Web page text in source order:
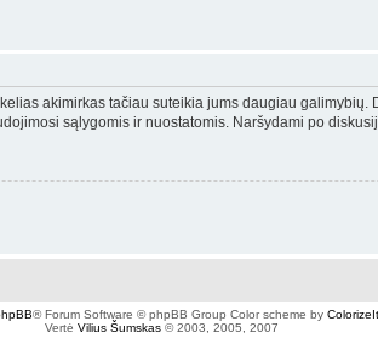
akimirkas tačiau suteikia jums daugiau
sąlygomis ir nuostatomis. Naršydami po
® Forum Software © phpBB Group Color scheme by
Vertė Vilius Šumskas© 2003, 2005, 2007